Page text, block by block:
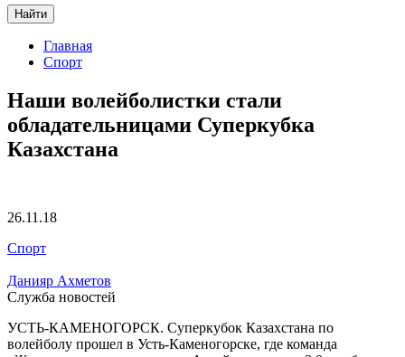
Найти
Главная
Спорт
Наши волейболистки стали
обладательницами Суперкубка
Казахстана
26.11.18
Спорт
Данияр Ахметов
Служба новостей
УСТЬ-КАМЕНОГОРСК. Суперкубок Казахстана по
волейболу прошел в Усть-Каменогорске, где команда